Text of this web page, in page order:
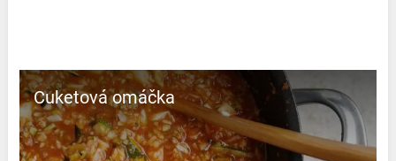
Cuketová omáčka